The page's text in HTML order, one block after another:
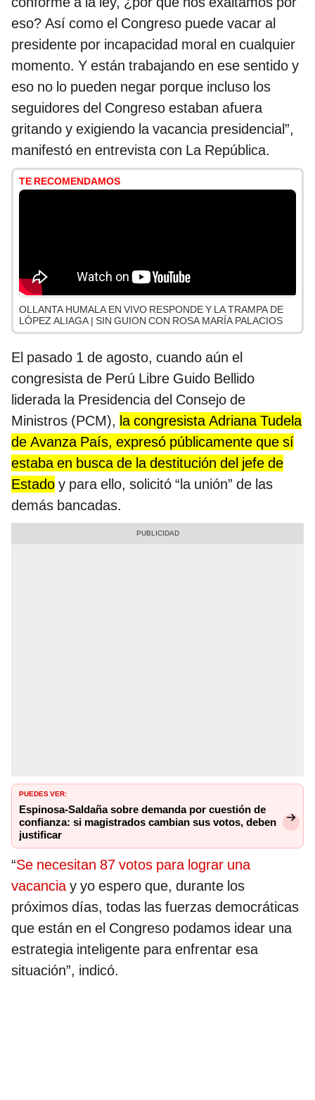
eso? Así como el Congreso puede vacar al
presidente por incapacidad moral en cualquier
momento. Y están trabajando en ese sentido y
eso no lo pueden negar porque incluso los
seguidores del Congreso estaban afuera
gritando y exigiendo la vacancia presidencial”,
manifestó en entrevista con La República.
TE RECOMENDAMOS
OLLANTA HUMALA EN VIVO RESPONDE Y LA TRAMPA DE
LÓPEZ ALIAGA | SIN GUION CON ROSA MARÍA PALACIOS
El pasado 1 de agosto, cuando aún el
congresista de Perú Libre Guido Bellido
liderada la Presidencia del Consejo de
Ministros (PCM), la congresista Adriana Tudela
de Avanza País, expresó públicamente que sí
estaba en busca de la destitución del jefe de
Estado y para ello, solicitó “la unión” de las
demás bancadas.
PUEDES VER:
Espinosa-Saldaña sobre demanda por cuestión de
confianza: si magistrados cambian sus votos, deben
justificar
“Se necesitan 87 votos para lograr una
vacanciay yo espero que, durante los
próximos días, todas las fuerzas democráticas
que están en el Congreso podamos idear una
estrategia inteligente para enfrentar esa
situación”, indicó.